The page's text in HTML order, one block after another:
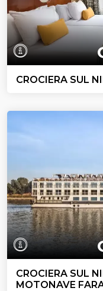
CROCIERA SUL
CROCIERA SUL
MOTONAVE